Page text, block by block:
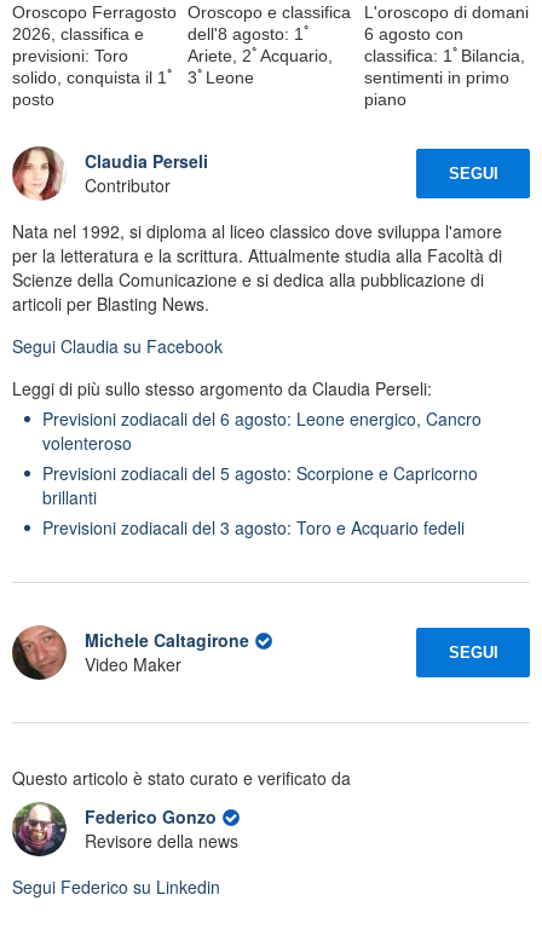
Oroscopo Ferragosto
2026, classifica e
previsioni: Toro
solido, conquista il 1ﾟ
posto
Oroscopo e classifica
dell'8 agosto: 1ﾟ
Ariete, 2ﾟAcquario,
3ﾟLeone
L'oroscopo di domani
6 agosto con
classifica: 1ﾟBilancia,
sentimenti in primo
piano
Claudia Perseli
Contributor
SEGUI
Nata nel 1992, si diploma al liceo classico dove sviluppa l'amore
per la letteratura e la scrittura. Attualmente studia alla Facoltà di
Scienze della Comunicazione e si dedica alla pubblicazione di
articoli per Blasting News.
Segui Claudia su Facebook
Leggi di più sullo stesso argomento da Claudia Perseli:
Previsioni zodiacali del 6 agosto: Leone energico, Cancro
volenteroso
Previsioni zodiacali del 5 agosto: Scorpione e Capricorno
brillanti
Previsioni zodiacali del 3 agosto: Toro e Acquario fedeli
Michele Caltagirone
Video Maker
SEGUI
Questo articolo è stato curato e verificato da
Federico Gonzo
Revisore della news
Segui Federico su Linkedin